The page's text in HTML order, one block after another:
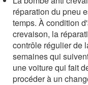
réparation du pneu
temps. À condition
crevaison, la
contrôle régulier de
semaines qui
une voiture qui fait
procéder à un